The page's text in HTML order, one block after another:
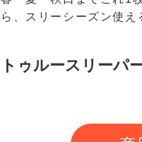
ら、スリーシーズン使え
トゥルースリーパ